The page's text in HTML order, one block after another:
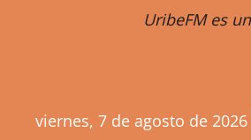
UribeFM es
viernes, 7 de agosto de 2026